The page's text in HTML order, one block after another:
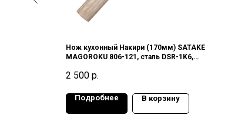
Нож кухонный Накири (170мм) SATAKE
MAGOROKU 806-121, сталь DSR-1K6,
2 500 р.
Подробнее В корзину